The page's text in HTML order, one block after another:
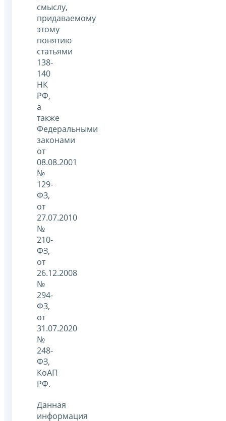
смыслу,
придаваемому
этому
понятию
статьями
138-
140
НК
РФ,
а
также
Федеральными
законами
от
08.08.2001
№
129-
ФЗ,
от
27.07.2010
№
210-
ФЗ,
от
26.12.2008
№
294-
ФЗ,
от
31.07.2020
№
248-
ФЗ,
КоАП
РФ.
Данная
информация